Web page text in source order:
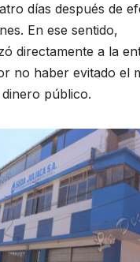
días después de
En ese sentido,
directamente a la
no haber evitado el
público.